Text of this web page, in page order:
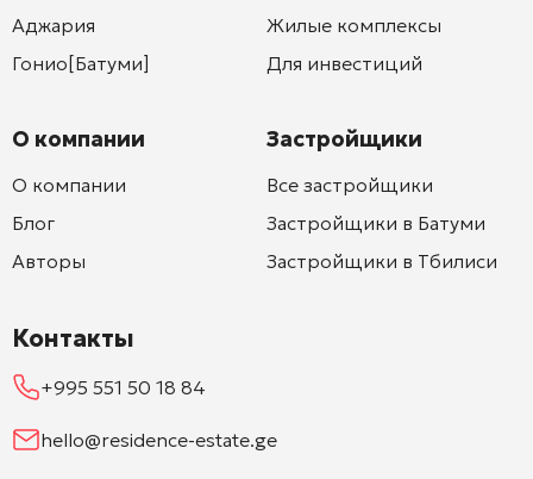
Аджария
Гонио[Батуми]
О компании
О компании
Блог
Авторы
Жилые комплексы
Для инвестиций
Застройщики
Все застройщики
Застройщики в Батуми
Застройщики в Тбилиси
Контакты
+995 551 50 18 84
hello@residence-estate.ge